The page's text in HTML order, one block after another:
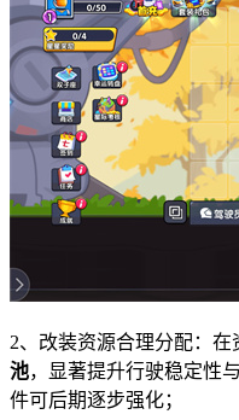
2、改装资源合理分配：
池，显著提升行驶稳定性
件可后期逐步强化；